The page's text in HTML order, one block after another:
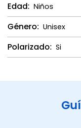
Edad: Niños
Género: Unisex
Polarizado: Si